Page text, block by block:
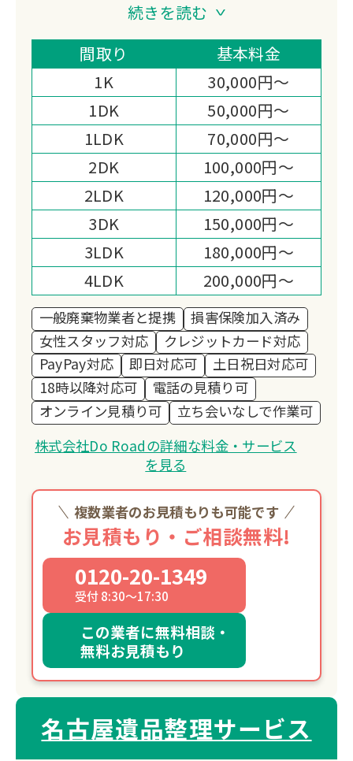
不用品買取にも対応し、処分費の軽減や
想い出の品の活用もご提案。
迅速かつ丁寧なお見積りと作業まごころ
を込めた対応で、高い満足度をいただい
ております。
心の負担を少しでも軽くできるよう尽力
いたします。
続きを読む
間取り
基本料金
1K
30,000円～
1DK
50,000円～
1LDK
70,000円～
2DK
100,000円～
2LDK
120,000円～
3DK
150,000円～
3LDK
180,000円～
4LDK
200,000円～
一般廃棄物業者と提携
損害保険加入済み
女性スタッフ対応
クレジットカード対応
PayPay対応
即日対応可
土日祝日対応可
18時以降対応可
電話の見積り可
オンライン見積り可
立ち会いなしで作業可
株式会社Do Roadの詳細な料金・サービス
を見る
複数業者のお見積もりも可能です
お見積もり・ご相談無料!
0120-20-1349
受付 8:30～17:30
この業者に無料相談・
無料お見積もり
名古屋遺品整理サービス